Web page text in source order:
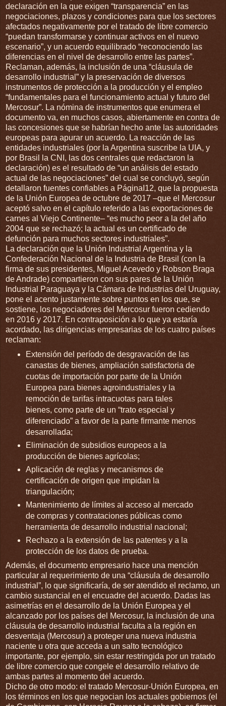
declaración en la que exigen “transparencia” en las
negociaciones, plazos y condiciones para que los sectores
afectados negativamente por el tratado de libre comercio
“puedan transformarse y continuar activos en el nuevo
escenario”, y un acuerdo equilibrado “reconociendo las
diferencias en el nivel de desarrollo entre las partes”.
Reclaman, además, la inclusión de una “cláusula de
desarrollo industrial” y la preservación de diversos
instrumentos de protección a la producción y el empleo
“fundamentales para el funcionamiento actual y futuro del
Mercosur”. La nómina de instrumentos que enumera el
documento va, en muchos casos, abiertamente en contra de
las concesiones que se habrían hecho ante las autoridades
europeas para apurar un acuerdo. La reacción de las
entidades industriales (por la Argentina suscribe la UIA, y
por Brasil la CNI, las dos centrales que redactaron la
declaración) es el resultado de “un análisis del estado
actual de las negociaciones” del cual se concluyó, según
detallaron fuentes confiables a PáginaI12, que la propuesta
de la Unión Europea de octubre de 2017 –que el Mercosur
aceptó salvo en el capítulo referido a las exportaciones de
carnes al Viejo Continente– “es mucho peor a la del año
2004 que se rechazó; la actual es un certificado de
defunción para muchos sectores industriales”.
La declaración que la Unión Industrial Argentina y la
Confederación Nacional de la Industria de Brasil (con la
firma de sus presidentes, Miguel Acevedo y Robson Braga
de Andrade) compartieron con sus pares de la Unión
Industrial Paraguaya y la Cámara de Industrias del Uruguay,
pone el acento justamente sobre puntos en los que, se
sostiene, los negociadores del Mercosur fueron cediendo
en 2016 y 2017. En contraposición a lo que ya estaría
acordado, las dirigencias empresarias de los cuatro países
reclaman:
Extensión del período de desgravación de las
canastas de bienes, ampliación satisfactoria de
cuotas de importación por parte de la Unión
Europea para bienes agroindustriales y la
remoción de tarifas intracuotas para tales
bienes, como parte de un “trato especial y
diferenciado” a favor de la parte firmante menos
desarrollada;
Eliminación de subsidios europeos a la
producción de bienes agrícolas;
Aplicación de reglas y mecanismos de
certificación de origen que impidan la
triangulación;
Mantenimiento de límites al acceso al mercado
de compras y contrataciones públicas como
herramienta de desarrollo industrial nacional;
Rechazo a la extensión de las patentes y a la
protección de los datos de prueba.
Además, el documento empresario hace una mención
particular al requerimiento de una “cláusula de desarrollo
industrial”, lo que significaría, de ser atendido el reclamo, un
cambio sustancial en el encuadre del acuerdo. Dadas las
asimetrías en el desarrollo de la Unión Europea y el
alcanzado por los países del Mercosur, la inclusión de una
cláusula de desarrollo industrial faculta a la región en
desventaja (Mercosur) a proteger una nueva industria
naciente u otra que acceda a un salto tecnológico
importante, por ejemplo, sin estar restringida por un tratado
de libre comercio que congele el desarrollo relativo de
ambas partes al momento del acuerdo.
Dicho de otro modo: el tratado Mercosur-Unión Europea, en
los términos en los que negocian los actuales gobiernos (el